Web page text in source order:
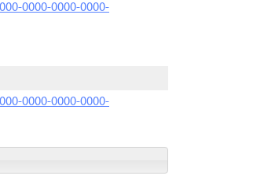
0000-0000-0000-
0000-0000-0000-